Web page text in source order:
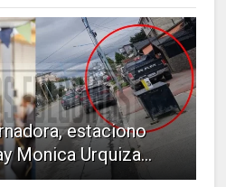
estaciono
Monica Urquiza...